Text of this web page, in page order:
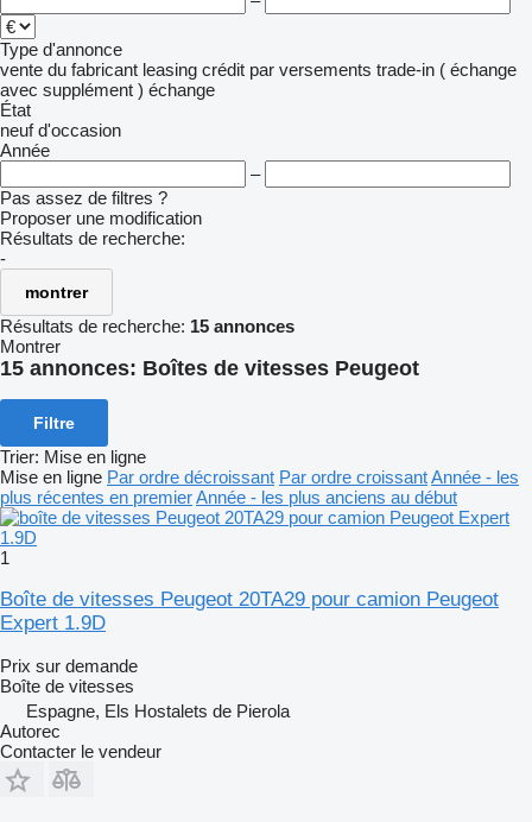
Type d'annonce
vente du fabricant leasing crédit par versements trade-in ( échange
avec supplément ) échange
État
neuf d'occasion
Année
–
Pas assez de filtres ?
Proposer une modification
Résultats de recherche:
-
montrer
Résultats de recherche: 15 annonces
Montrer
15 annonces: Boîtes de vitesses Peugeot
Filtre
Trier: Mise en ligne
Mise en ligne Par ordre décroissant Par ordre croissantAnnée - les
plus récentes en premierAnnée - les plus anciens au début
1
Boîte de vitesses Peugeot 20TA29 pour camion Peugeot
Expert 1.9D
Prix sur demande
Boîte de vitesses
Espagne, Els Hostalets de Pierola
Autorec
Contacter le vendeur